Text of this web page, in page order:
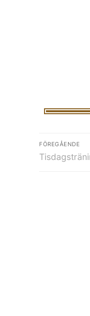
FÖREGÅENDE